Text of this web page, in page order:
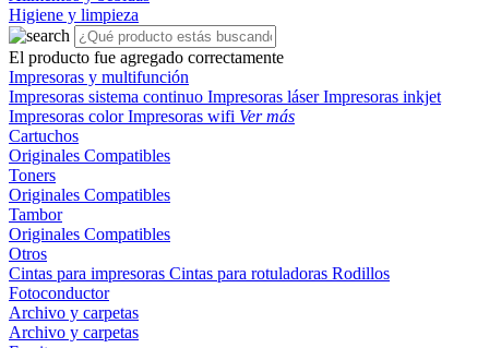
Higiene y limpieza
El producto fue agregado correctamente
Impresoras y multifunción
Impresoras sistema continuo Impresoras láserImpresoras inkjet
Impresoras colorImpresoras wifi Ver más
Cartuchos
Originales Compatibles
Toners
Originales Compatibles
Tambor
Originales Compatibles
Otros
Cintas para impresoras Cintas para rotuladoras Rodillos
Fotoconductor
Archivo y carpetas
Archivo y carpetas